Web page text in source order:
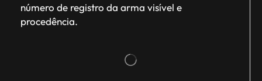
número de registro da arma visível e
procedência.